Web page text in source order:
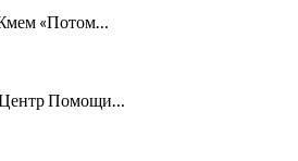
Жмем «Потом…
Центр Помощи…